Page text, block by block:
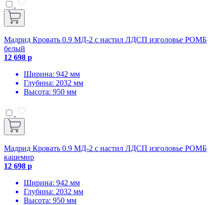
Мадрид Кровать 0.9 МД-2 с настил ЛДСП изголовье РОМБ
белый
12 698 р
Ширина: 942 мм
Глубина: 2032 мм
Высота: 950 мм
Мадрид Кровать 0.9 МД-2 с настил ЛДСП изголовье РОМБ
кашемир
12 698 р
Ширина: 942 мм
Глубина: 2032 мм
Высота: 950 мм